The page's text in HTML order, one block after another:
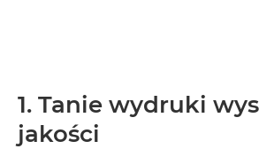
1. Tanie wydruki
jakości